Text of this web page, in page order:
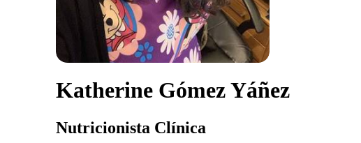
Katherine Gómez Yáñez
Nutricionista Clínica